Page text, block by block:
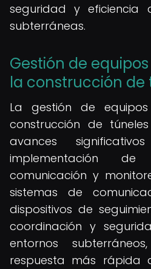
seguridad y eficiencia
subterráneas.
Gestión de
la construcción de
La gestión de
construcción de
avances
implementación
comunicación y
sistemas de
dispositivos de
coordinación y
entornos
respuesta más rápida